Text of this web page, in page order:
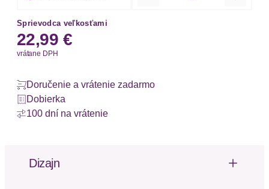
Sprievodca veľkosťami
22,99 €
vrátane DPH
Doručenie a vrátenie zadarmo
Dobierka
100 dní na vrátenie
Dizajn